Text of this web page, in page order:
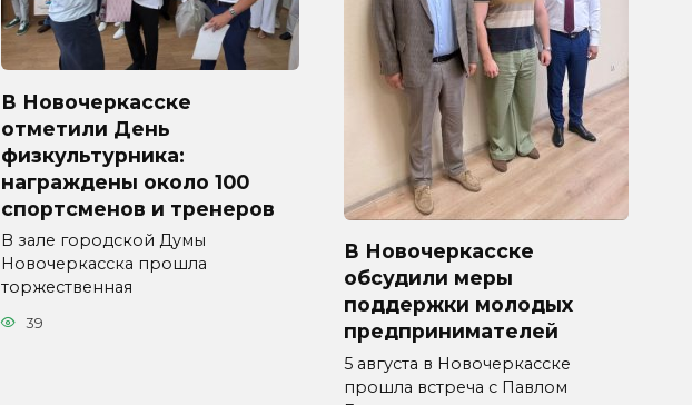
В Новочеркасске
отметили День
физкультурника:
награждены около 100
спортсменов и тренеров
В зале городской Думы
Новочеркасска прошла
торжественная
39
В Новочеркасске
обсудили меры
поддержки молодых
предпринимателей
5 августа в Новочеркасске
прошла встреча с Павлом